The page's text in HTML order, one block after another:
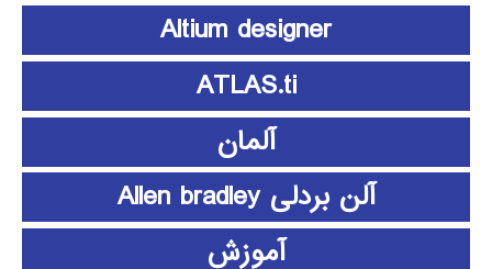
Altium designer
ATLAS.ti
آلمان
آلن بردلی Allen bradley
آموزش